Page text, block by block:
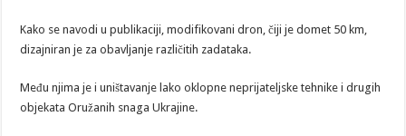
Kako se navodi u publikaciji, modifikovani dron, čiji je domet 50 km,
dizajniran je za obavljanje različitih zadataka.
Među njima je i uništavanje lako oklopne neprijateljske tehnike i drugih
objekata Oružanih snaga Ukrajine.